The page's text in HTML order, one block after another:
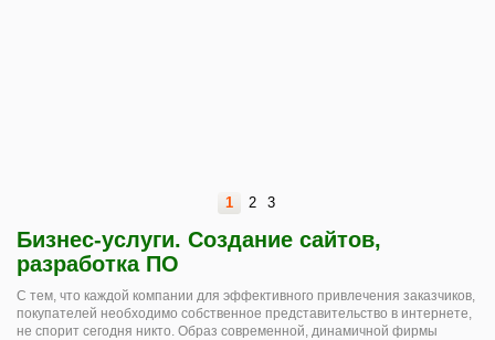
1 2 3
Бизнес-услуги. Создание сайтов,
разработка ПО
С тем, что каждой компании для эффективного привлечения заказчиков,
покупателей необходимо собственное представительство в интернете,
не спорит сегодня никто. Образ современной, динамичной фирмы